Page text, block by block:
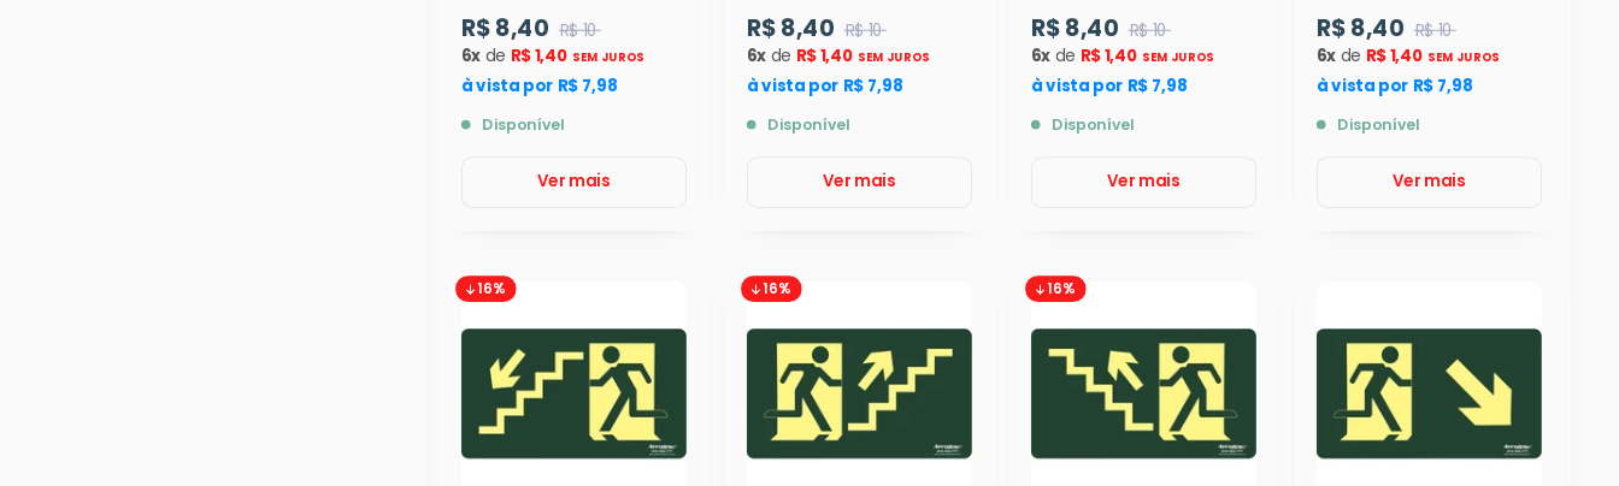
- 9378
R$ 8,40 R$ 10
6x de R$ 1,40 SEM JUROS
à vista por R$ 7,98
Disponível
Ver mais
9376
R$ 8,40 R$ 10
6xde R$ 1,40 SEM JUROS
à vista por R$ 7,98
Disponível
Ver mais
9375
R$ 8,40 R$ 10
6x de R$ 1,40 SEM JUROS
à vista por R$ 7,98
Disponível
Ver mais
24x12cm - 9326
R$ 8,40 R$ 10
6xde R$ 1,40 SEM JUROS
à vista por R$ 7,98
Disponível
Ver mais
16% 16% 16%